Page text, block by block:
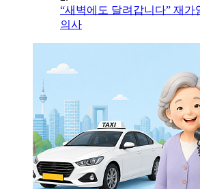
“새벽에도 달려갑니다” 재
의사